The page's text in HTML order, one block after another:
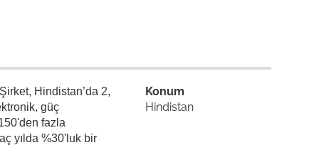
Hindistan’da 2,
güç
fazla
yılda %30'luk bir
Konum
Hindistan